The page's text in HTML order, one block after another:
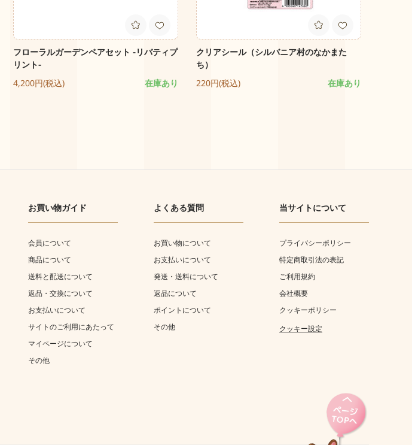
フローラルガーデンペアセット -リバティプ
リント-
4,200円(税込)
在庫あり
クリアシール（シルバニア村のなかまた
ち）
220円(税込)
在庫あり
お買い物ガイド
会員について
商品について
送料と配送について
返品・交換について
お支払いについて
サイトのご利用にあたって
マイページについて
その他
よくある質問
お買い物について
お支払いについて
発送・送料について
返品について
ポイントについて
その他
当サイトについて
プライバシーポリシー
特定商取引法の表記
ご利用規約
会社概要
クッキーポリシー
クッキー設定